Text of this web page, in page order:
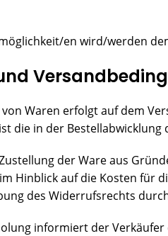
en wird/werden
Waren erfolgt auf dem
die in der
der Ware aus
Hinblick auf die Kosten für
des Widerrufsrechts
informiert der